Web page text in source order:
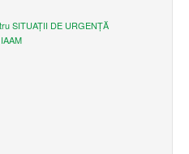
SITUAȚII DE URGENȚĂ